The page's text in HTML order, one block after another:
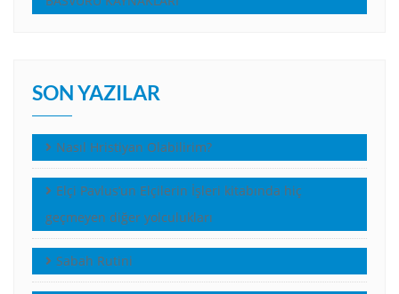
SON YAZILAR
Nasıl Hristiyan Olabilirim?
Elçi Pavlus’un Elçilerin İşleri kitabında hiç
geçmeyen diğer yolculukları
Sabah Rutini